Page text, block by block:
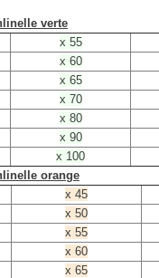
verte
x 55
x 60
x 65
x 70
x 80
x 90
x 100
orange
x 45
x 50
x 55
x 60
x 65